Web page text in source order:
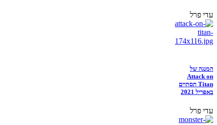
עדי פרל
המנגה של
Attack on
Titan תסתיים
באפריל 2021
עדי פרל